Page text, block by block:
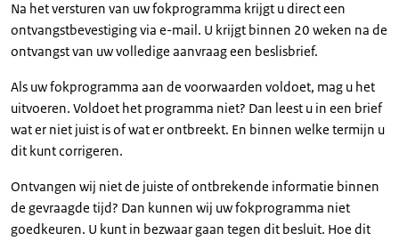
Na het versturen van uw fokprogramma krijgt u direct een
ontvangstbevestiging via e-mail. U krijgt binnen 20 weken na de
ontvangst van uw volledige aanvraag een beslisbrief.
Als uw fokprogramma aan de voorwaarden voldoet, mag u het
uitvoeren. Voldoet het programma niet? Dan leest u in een brief
wat er niet juist is of wat er ontbreekt. En binnen welke termijn u
dit kunt corrigeren.
Ontvangen wij niet de juiste of ontbrekende informatie binnen
de gevraagde tijd? Dan kunnen wij uw fokprogramma niet
goedkeuren. U kunt in bezwaar gaan tegen dit besluit. Hoe dit